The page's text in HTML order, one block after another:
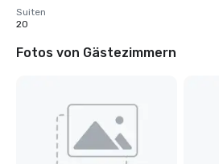
Suiten
20
Fotos von Gästezimmern